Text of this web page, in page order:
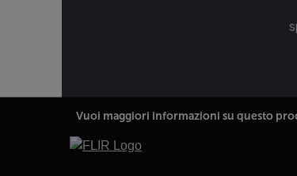
Vuoi maggiori informazioni su questo